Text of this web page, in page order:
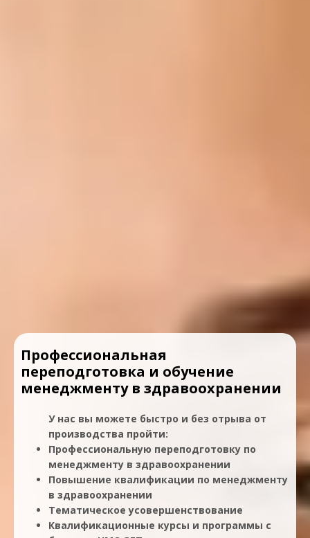
Профессиональная
переподготовка и обучение
менеджменту в здравоохранении
У нас вы можете быстро и без отрыва от
производства пройти:
Профессиональную переподготовку по
менеджменту в здравоохранении
Повышение квалификации по менеджменту
в здравоохранении
Тематическое усовершенствование
Квалификационные курсы и программы с